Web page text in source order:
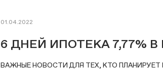
01.04.2022
6 ДНЕЙ ИПОТЕКА 7,77%
ВАЖНЫЕ НОВОСТИ ДЛЯ ТЕХ, КТО ПЛАНИРУЕТ